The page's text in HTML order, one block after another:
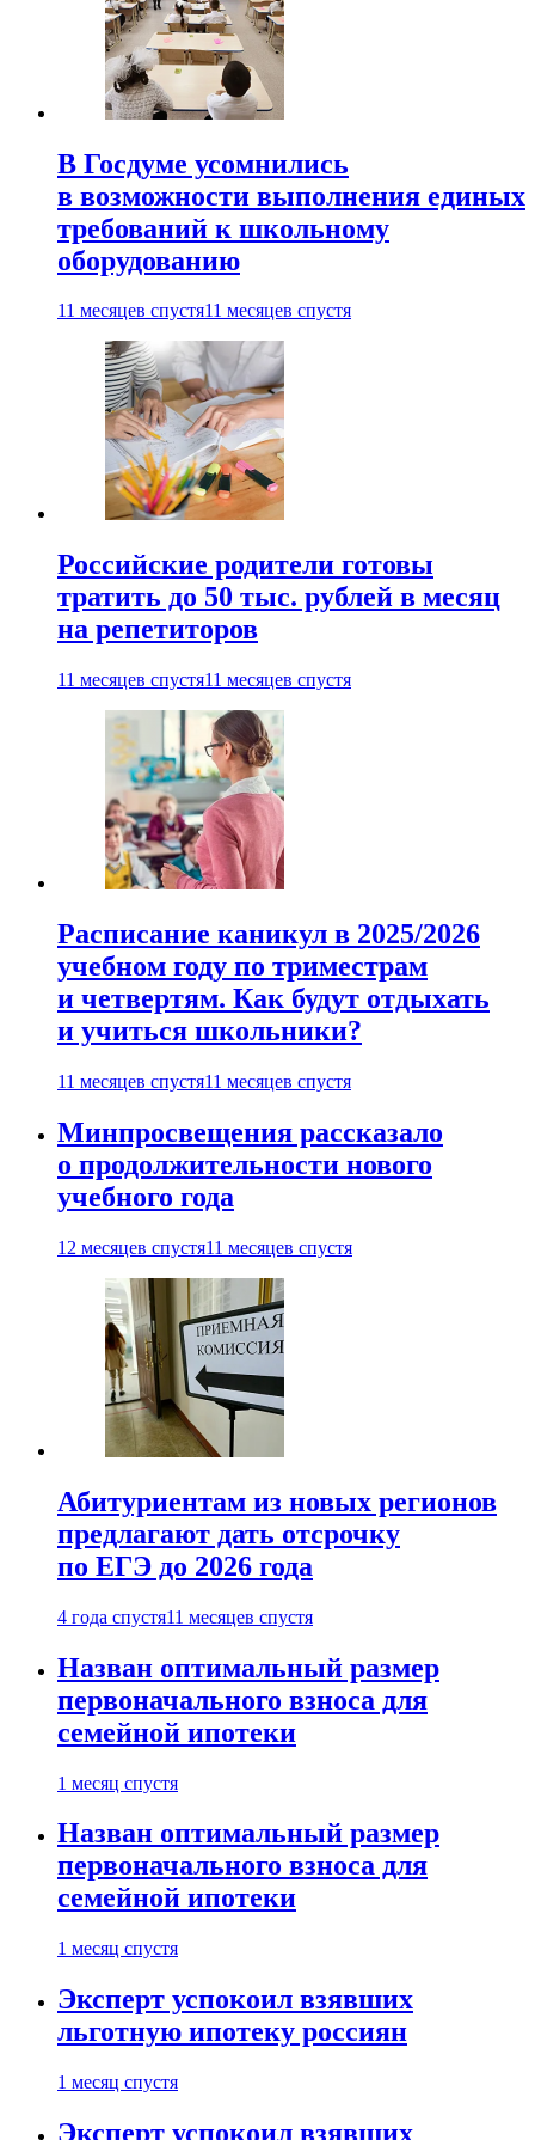
В Госдуме усомнились
в возможности выполнения единых
требований к школьному
оборудованию
11 месяцев спустя11 месяцев спустя
Российские родители готовы
тратить до 50 тыс. рублей в месяц
на репетиторов
11 месяцев спустя11 месяцев спустя
Расписание каникул в 2025/2026
учебном году по триместрам
и четвертям. Как будут отдыхать
и учиться школьники?
11 месяцев спустя11 месяцев спустя
Минпросвещения рассказало
о продолжительности нового
учебного года
12 месяцев спустя11 месяцев спустя
Абитуриентам из новых регионов
предлагают дать отсрочку
по ЕГЭ до 2026 года
4 года спустя11 месяцев спустя
Назван оптимальный размер
первоначального взноса для
семейной ипотеки
1 месяц спустя
Назван оптимальный размер
первоначального взноса для
семейной ипотеки
1 месяц спустя
Эксперт успокоил взявших
льготную ипотеку россиян
1 месяц спустя
Эксперт успокоил взявших